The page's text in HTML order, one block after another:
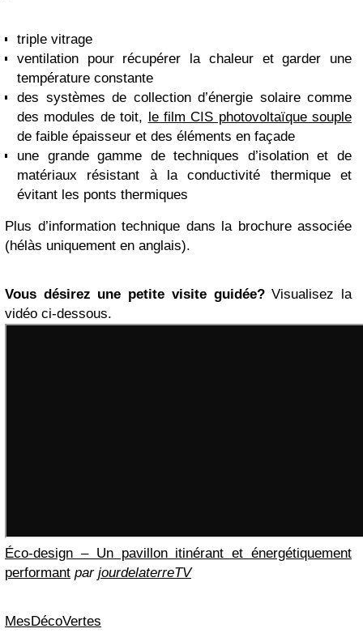
triple vitrage
ventilation pour récupérer la chaleur et garder une
température constante
des systèmes de collection d’énergie solaire comme
des modules de toit,
le film CIS photovoltaïque souple
de faible épaisseur et des éléments en façade
une grande gamme de techniques d’isolation et de
matériaux résistant à la conductivité thermique et
évitant les ponts thermiques
Plus d’information technique dans la brochure associée
(hélàs uniquement en anglais).
Vous désirez une petite visite guidée?Visualisez la
vidéo ci-dessous.
Éco-design – Un pavillon itinérant et énergétiquement
performant par jourdelaterreTV
MesDécoVertes